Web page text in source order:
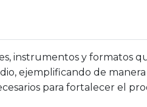
instrumentos y formatos
ejemplificando de
para fortalecer el